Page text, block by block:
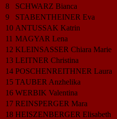
8
SCHWARZ Bianca
9
STABENTHEINER Eva
10 ANTUSSAK Katrin
11 MAGYAR Lena
12 KLEINSASSER Chiara Marie
13 LEITNER Christina
14 POSCHENREITHNER Laura
15 TAUBER Anzhelika
16 WERBIK Valentina
17 REINSPERGER Mara
18 HEISZENBERGER Elisabeth